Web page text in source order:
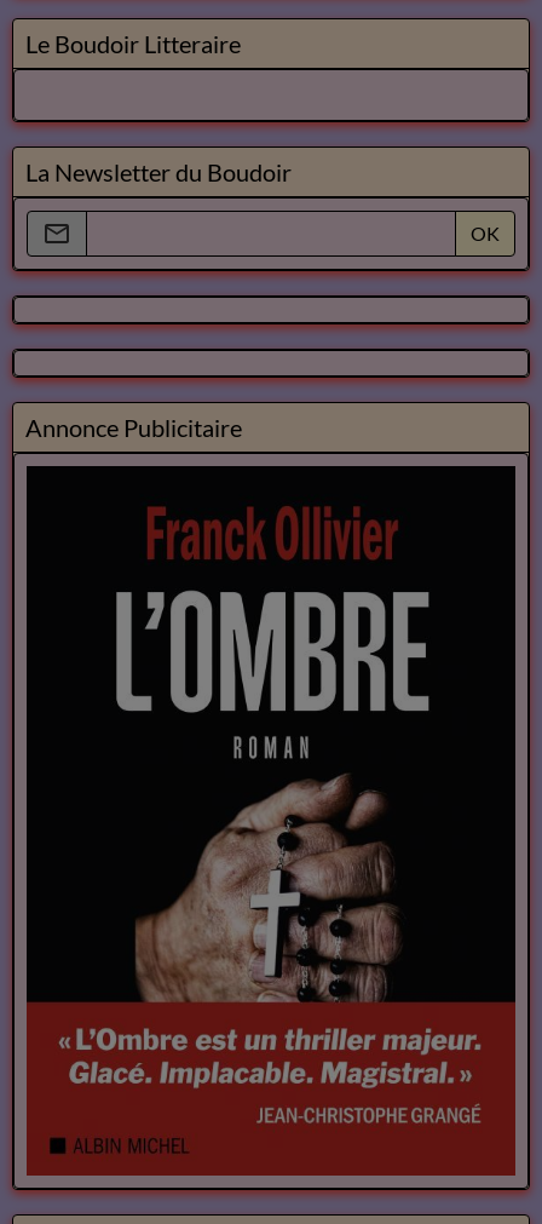
Le Boudoir Litteraire
La Newsletter du Boudoir
OK
Annonce Publicitaire